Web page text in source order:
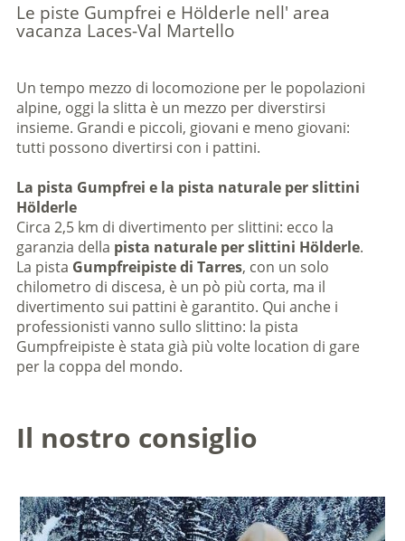
Le piste Gumpfrei e Hölderle nell' area
vacanza Laces-Val Martello
Un tempo mezzo di locomozione per le popolazioni
alpine, oggi la slitta è un mezzo per diverstirsi
insieme. Grandi e piccoli, giovani e meno giovani:
tutti possono divertirsi con i pattini.
La pista Gumpfrei e la pista naturale per slittini
Hölderle
Circa 2,5 km di divertimento per slittini: ecco la
garanzia della pista naturale per slittini Hölderle.
La pista Gumpfreipistedi Tarres, con un solo
chilometro di discesa, è un pò più corta, ma il
divertimento sui pattini è garantito. Qui anche i
professionisti vanno sullo slittino: la pista
Gumpfreipiste è stata già più volte location di gare
per la coppa del mondo.
Il nostro consiglio